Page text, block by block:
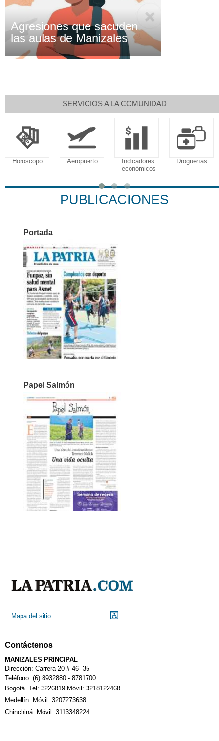
Agresiones que sacuden
las aulas de Manizales
SERVICIOS A LA COMUNIDAD
Horoscopo Aeropuerto
Indicadores
económicos
Droguerías
PUBLICACIONES
Portada
Papel Salmón
Mapa del sitio
Contáctenos
MANIZALES PRINCIPAL
Dirección: Carrera 20 # 46- 35
Teléfono: (6) 8932880 - 8781700
Bogotá. Tel: 3226819 Móvil: 3218122468
Medellín: Móvil: 3207273638
Chinchiná. Móvil: 3113348224